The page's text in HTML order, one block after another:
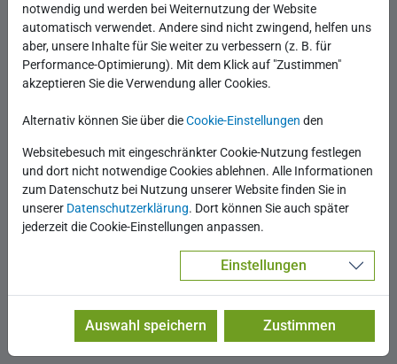
Geschäftsführer
+49 371 8088 444
* Pflichtfeld
Vorname und Nachname
E-Mail-Adresse
notwendig und werden bei Weiternutzung der Website
automatisch verwendet. Andere sind nicht zwingend, helfen uns
aber, unsere Inhalte für Sie weiter zu verbessern (z. B. für
Performance-Optimierung). Mit dem Klick auf "Zustimmen"
akzeptieren Sie die Verwendung aller Cookies.
Alternativ können Sie über dieCookie-Einstellungen den
Websitebesuch mit eingeschränkter Cookie-Nutzung festlegen
und dort nicht notwendige Cookies ablehnen. Alle Informationen
zum Datenschutz bei Nutzung unserer Website finden Sie in
unserer Datenschutzerklärung. Dort können Sie auch später
jederzeit die Cookie-Einstellungen anpassen.
Einstellungen
Auswahl speichern Zustimmen